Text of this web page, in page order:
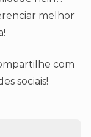
melhor
com
sociais!